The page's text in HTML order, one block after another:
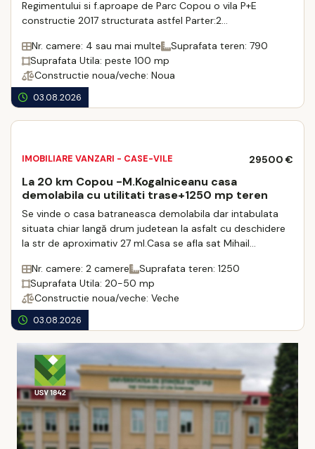
03.08.2026
Regimentului si f.aproape de Parc Copou o vila P+E
constructie 2017 structurata astfel Parter:2
Nr. camere: 4 sau mai multe
Suprafata teren: 790
Suprafata Utila: peste 100 mp
Constructie noua/veche: Noua
03.08.2026
IMOBILIARE VANZARI - CASE-VILE 29500 €
La 20 km Copou -M.Kogalniceanu casa
demolabila cu utilitati trase+1250 mp teren
Se vinde o casa batraneasca demolabila dar intabulata
situata chiar langă drum judetean la asfalt cu deschidere
la str de aproximativ 27 ml.Casa se afla sat Mihail
Nr. camere: 2 camere
Suprafata teren: 1250
Suprafata Utila: 20-50 mp
Constructie noua/veche: Veche